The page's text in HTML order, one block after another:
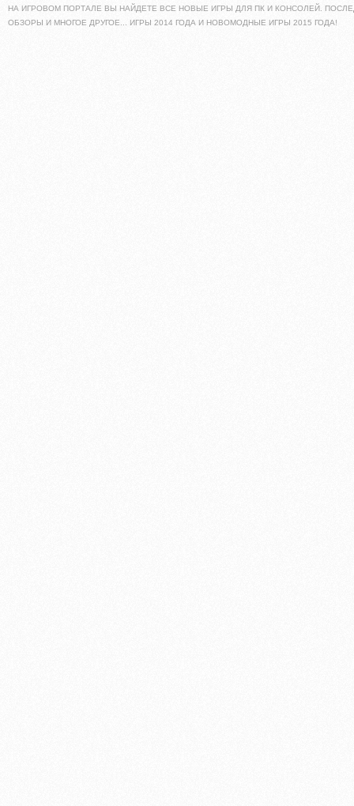
НА ИГРОВОМ ПОРТАЛЕ ВЫ НАЙДЕТЕ ВСЕ НОВЫЕ ИГРЫ ДЛЯ ПК И КОНСОЛЕЙ.
ОБЗОРЫ И МНОГОЕ ДРУГОЕ... ИГРЫ 2014 ГОДА И НОВОМОДНЫЕ ИГРЫ 2015 ГОДА!